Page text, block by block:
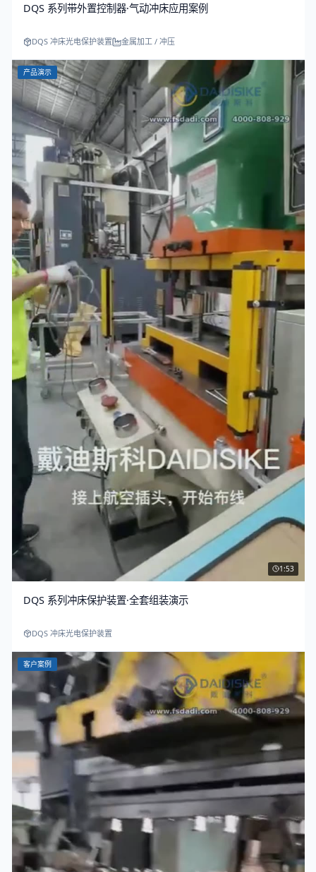
DQS 系列带外置控制器·气动冲床应用案例
DQS 冲床光电保护装置 金属加工 / 冲压
1:53
产品演示
DQS 系列冲床保护装置·全套组装演示
DQS 冲床光电保护装置
客户案例